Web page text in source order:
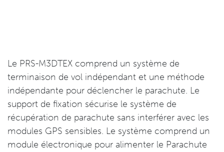
Le PRS-M3DTEX comprend un système de
terminaison de vol indépendant et une méthode
indépendante pour déclencher le parachute. Le
support de fixation sécurise le système de
récupération de parachute sans interférer avec les
modules GPS sensibles. Le système comprend un
module électronique pour alimenter le Parachute